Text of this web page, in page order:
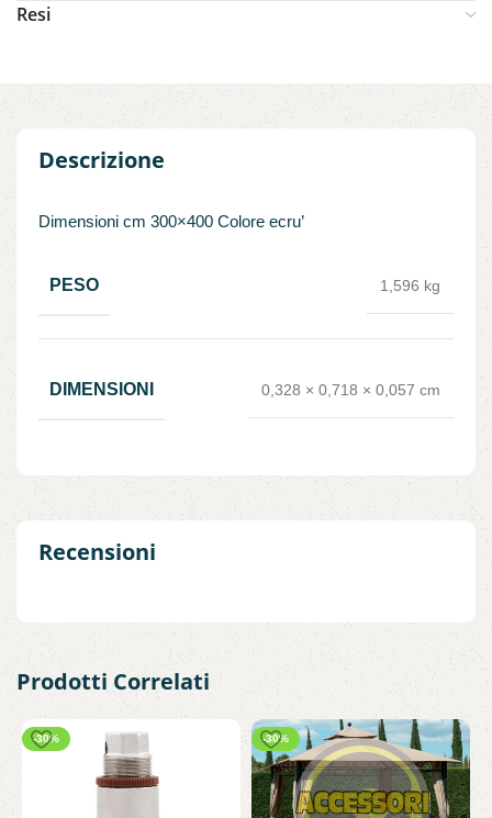
Resi
Descrizione
Dimensioni cm 300×400 Colore ecru’
PESO 1,596 kg
DIMENSIONI 0,328 × 0,718 × 0,057 cm
Recensioni
Prodotti Correlati
-30% -30%